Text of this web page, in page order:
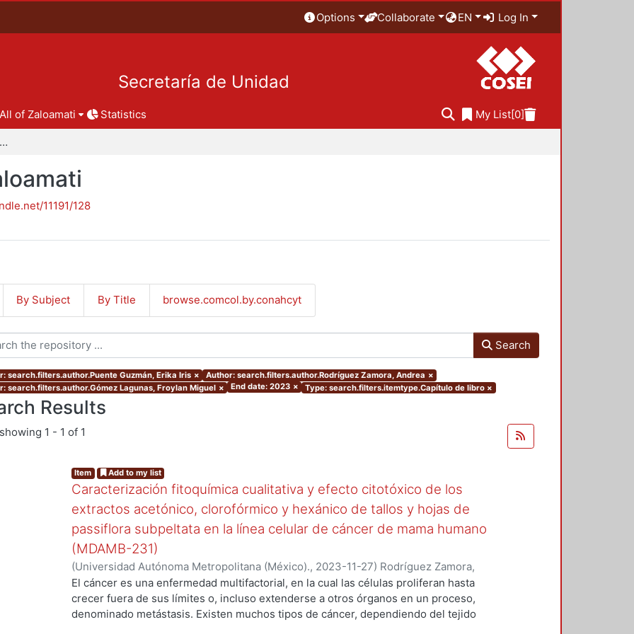
Options Collaborate EN Log In
Secretaría de Unidad
All of Zaloamati Statistics My List[0]
Capítulos de libro - Zaloamati
11191/128
By Subject By Title browse.comcol.by.conahcyt
Search
search.filters.author.Puente Guzmán, Erika Iris × Author: search.filters.author.Rodríguez Zamora, Andrea ×
search.filters.author.Gómez Lagunas, Froylan Miguel × End date: 2023 × Type: search.filters.itemtype.Capítulo de libro ×
Results
1 - 1 of 1
Item Add to my list
Caracterización fitoquímica cualitativa y efecto citotóxico de los
extractos acetónico, clorofórmico y hexánico de tallos y hojas de
passiflora subpeltata en la línea celular de cáncer de mama humano
(MDAMB-231)
(Universidad Autónoma Metropolitana (México)., 2023-11-27) Rodríguez Zamora,
Andrea;Puente Guzmán, Erika Iris;Gómez Lagunas, Froylan Miguel;Rivera Becerril,
Ernesto
El cáncer es una enfermedad multifactorial, en la cual las células proliferan hasta
crecer fuera de sus límites o, incluso extenderse a otros órganos en un proceso,
denominado metástasis. Existen muchos tipos de cáncer, dependiendo del tejido